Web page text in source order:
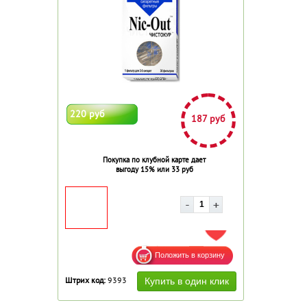
220 руб 187 руб
Покупка по клубной карте дает
выгоду 15% или 33 руб
ДОБАВИТЬ В ИЗБРАННОЕ
Штрих код: 9393